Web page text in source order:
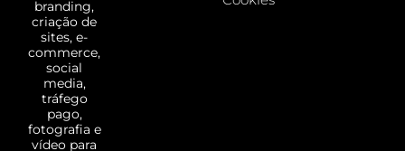
branding,
criação de
sites, e-
commerce,
social
media,
tráfego
pago,
fotografia e
vídeo para